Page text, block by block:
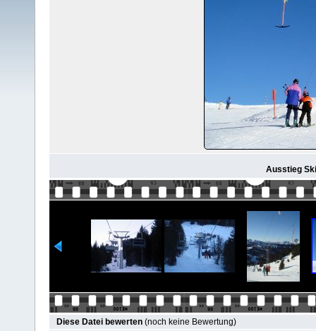
Ausstieg
Diese Datei bewerten (noch keine Bewertung)